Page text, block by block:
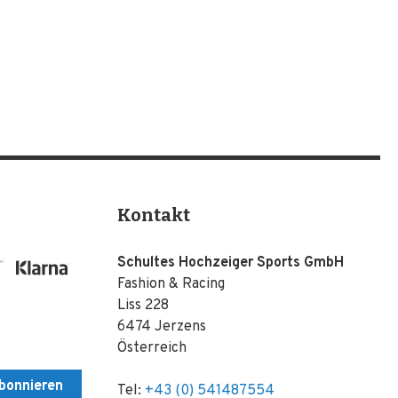
Kontakt
Schultes Hochzeiger Sports GmbH
Fashion & Racing
Liss 228
6474 Jerzens
Österreich
Tel: +43 (0) 541487554